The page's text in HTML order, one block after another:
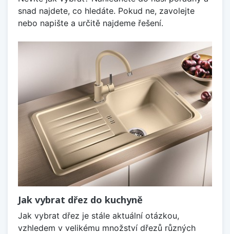
snad najdete, co hledáte. Pokud ne, zavolejte
nebo napište a určitě najdeme řešení.
Jak vybrat dřez do kuchyně
Jak vybrat dřez je stále aktuální otázkou,
vzhledem v velikému množství dřezů různých